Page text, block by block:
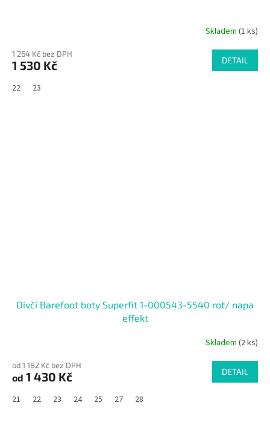
Skladem (1 ks)
1 264 Kč bez DPH
1 530 Kč DETAIL
22 23
Dívčí Barefoot boty Superfit 1-000543-5540 rot/ napa
effekt
Skladem (2 ks)
od 1 182 Kč bez DPH
od 1 430 Kč DETAIL
21 22 23 24 25 27 28